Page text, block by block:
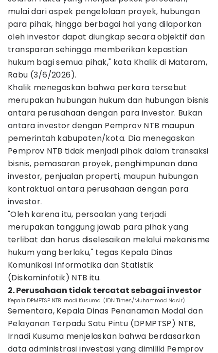
mulai dari aspek pengelolaan proyek, hubungan
para pihak, hingga berbagai hal yang dilaporkan
oleh investor dapat diungkap secara objektif dan
transparan sehingga memberikan kepastian
hukum bagi semua pihak," kata Khalik di Mataram,
Rabu (3/6/2026).
Khalik menegaskan bahwa perkara tersebut
merupakan hubungan hukum dan hubungan bisnis
antara perusahaan dengan para investor. Bukan
antara investor dengan Pemprov NTB maupun
pemerintah kabupaten/kota. Dia menegaskan
Pemprov NTB tidak menjadi pihak dalam transaksi
bisnis, pemasaran proyek, penghimpunan dana
investor, penjualan properti, maupun hubungan
kontraktual antara perusahaan dengan para
investor.
"Oleh karena itu, persoalan yang terjadi
merupakan tanggung jawab para pihak yang
terlibat dan harus diselesaikan melalui mekanisme
hukum yang berlaku," tegas Kepala Dinas
Komunikasi Informatika dan Statistik
(Diskominfotik) NTB itu.
2. Perusahaan tidak tercatat sebagai investor
Kepala DPMPTSP NTB Irnadi Kusuma. (IDN Times/Muhammad Nasir)
Sementara, Kepala Dinas Penanaman Modal dan
Pelayanan Terpadu Satu Pintu (DPMPTSP) NTB,
Irnadi Kusuma menjelaskan bahwa berdasarkan
data administrasi investasi yang dimiliki Pemprov